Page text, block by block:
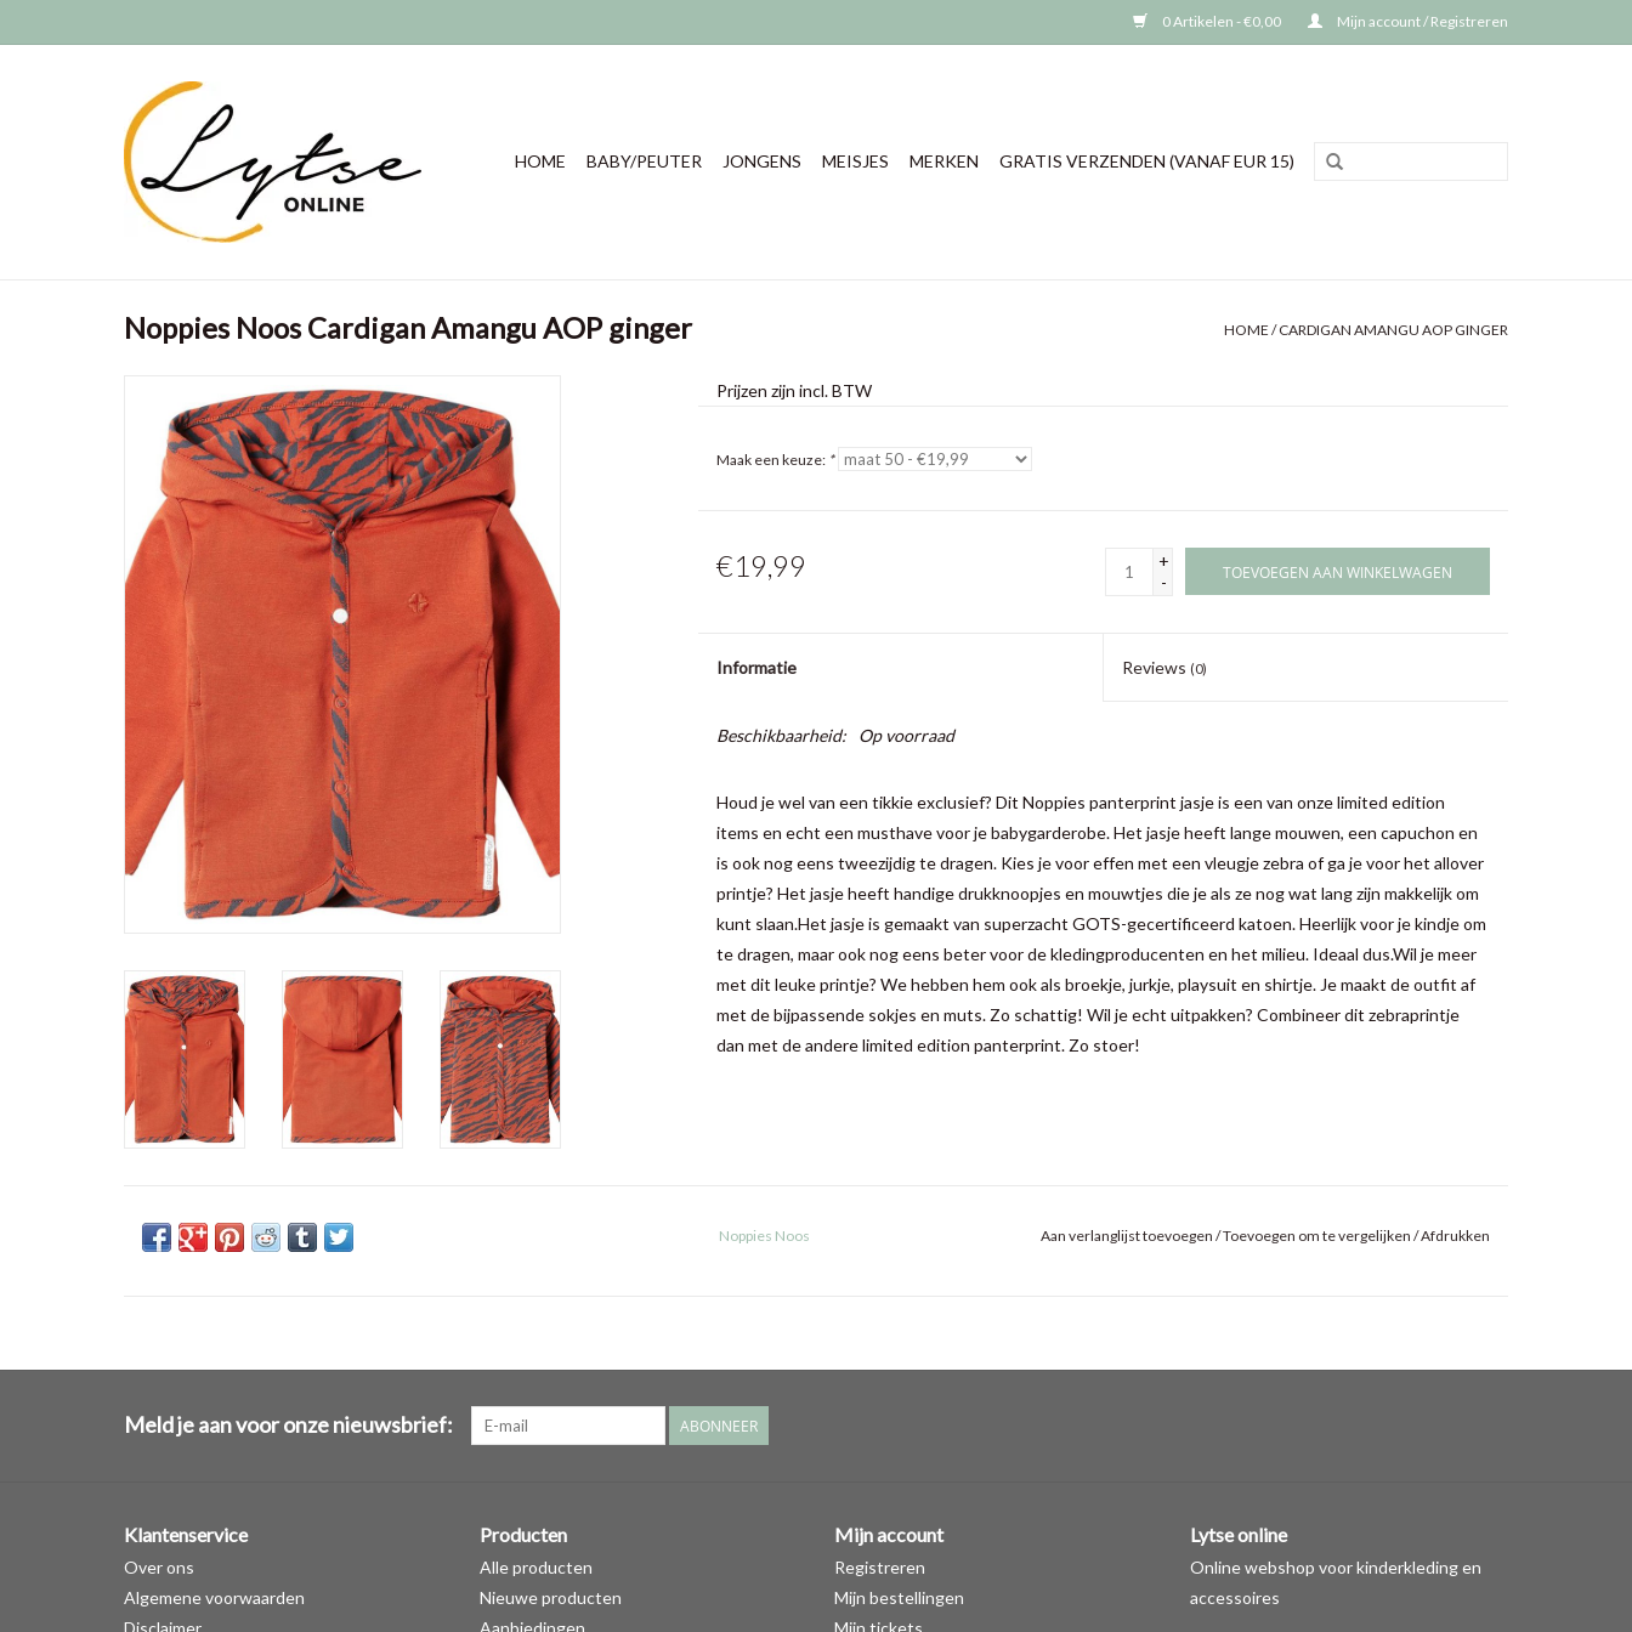
0 Artikelen - €0,00 Mijn account / Registreren
HOME BABY/PEUTER JONGENS MEISJES MERKEN GRATIS VERZENDEN (VANAF EUR 15)
Noppies Noos Cardigan Amangu AOP ginger HOME /CARDIGAN AMANGU AOP GINGER
Prijzen zijn incl. BTW
Maak een keuze: *
€19,99
+
-
TOEVOEGEN AAN WINKELWAGEN
Informatie Reviews (0)
Beschikbaarheid: Op voorraad
Houd je wel van een tikkie exclusief? Dit Noppies panterprint jasje is een van onze limited edition
items en echt een musthave voor je babygarderobe. Het jasje heeft lange mouwen, een capuchon en
is ook nog eens tweezijdig te dragen. Kies je voor effen met een vleugje zebra of ga je voor het allover
printje? Het jasje heeft handige drukknoopjes en mouwtjes die je als ze nog wat lang zijn makkelijk om
kunt slaan.Het jasje is gemaakt van superzacht GOTS-gecertificeerd katoen. Heerlijk voor je kindje om
te dragen, maar ook nog eens beter voor de kledingproducenten en het milieu. Ideaal dus.Wil je meer
met dit leuke printje? We hebben hem ook als broekje, jurkje, playsuit en shirtje. Je maakt de outfit af
met de bijpassende sokjes en muts. Zo schattig! Wil je echt uitpakken? Combineer dit zebraprintje
dan met de andere limited edition panterprint. Zo stoer!
Noppies Noos Aan verlanglijst toevoegen /Toevoegen om te vergelijken /Afdrukken
Meld je aan voor onze nieuwsbrief: ABONNEER
Klantenservice
Over ons
Algemene voorwaarden
Disclaimer
Producten
Alle producten
Nieuwe producten
Aanbiedingen
Mijn account
Registreren
Mijn bestellingen
Mijn tickets
Lytse online
Online webshop voor kinderkleding en
accessoires